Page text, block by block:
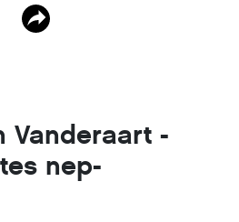
Vanderaart -
nep-